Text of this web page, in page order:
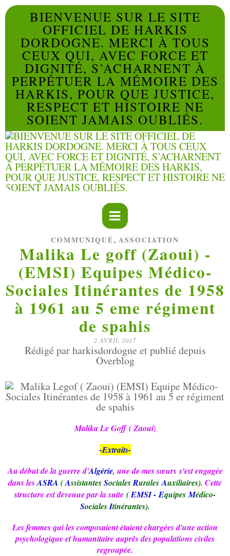
BIENVENUE SUR LE SITE
OFFICIEL DE HARKIS
DORDOGNE. MERCI À TOUS
CEUX QUI, AVEC FORCE ET
DIGNITÉ, S’ACHARNENT À
PERPÉTUER LA MÉMOIRE DES
HARKIS, POUR QUE JUSTICE,
RESPECT ET HISTOIRE NE
SOIENT JAMAIS OUBLIÉS.
COMMUNIQUÉ, ASSOCIATION
Malika Le goff (Zaoui) -
(EMSI) Equipes Médico-
Sociales Itinérantes de 1958
à 1961 au 5 eme régiment
de spahis
2 AVRIL 2017
Rédigé par harkisdordogne et publié depuis
Overblog
Malika Le Goff ( Zaoui)
-Extraits-
Au début de la guerre d'Algérie, une de mes sœurs s'est engagée
dans lesASRA (AssistantesSocialesRuralesAuxiliaires). Cette
structure est devenue par la suite (EMSI - Equipes Médico-
SocialesItinérantes).
Les femmes qui les composaient étaient chargées d'une action
psychologique et humanitaire auprès des populations civiles
regroupée.